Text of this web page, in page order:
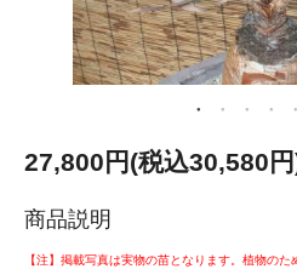
27,800円(税込30,580
商品説明
【注】掲載写真は実物の苗となります。植物の